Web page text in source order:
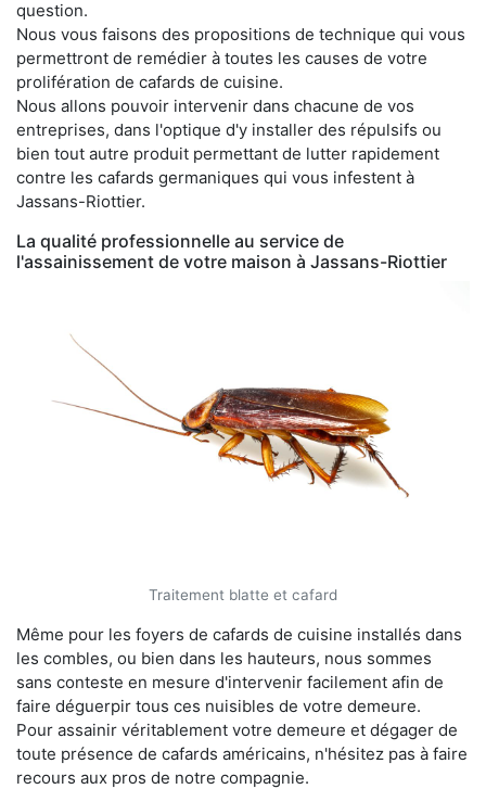
question.
Nous vous faisons des propositions de technique qui vous
permettront de remédier à toutes les causes de votre
prolifération de cafards de cuisine.
Nous allons pouvoir intervenir dans chacune de vos
entreprises, dans l'optique d'y installer des répulsifs ou
bien tout autre produit permettant de lutter rapidement
contre les cafards germaniques qui vous infestent à
Jassans-Riottier.
La qualité professionnelle au service de
l'assainissement de votre maison à Jassans-Riottier
Traitement blatte et cafard
Même pour les foyers de cafards de cuisine installés dans
les combles, ou bien dans les hauteurs, nous sommes
sans conteste en mesure d'intervenir facilement afin de
faire déguerpir tous ces nuisibles de votre demeure.
Pour assainir véritablement votre demeure et dégager de
toute présence de cafards américains, n'hésitez pas à faire
recours aux pros de notre compagnie.